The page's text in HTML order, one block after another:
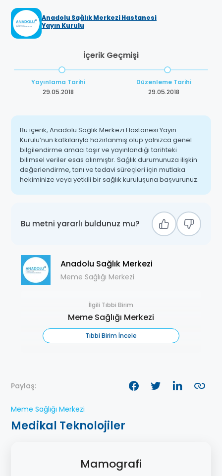
Anadolu Sağlık Merkezi Hastanesi
Yayın Kurulu
İçerik Geçmişi
Yayınlama Tarihi
29.05.2018
Düzenleme Tarihi
29.05.2018
Bu içerik, Anadolu Sağlık Merkezi Hastanesi Yayın
Kurulu’nun katkılarıyla hazırlanmış olup yalnızca genel
bilgilendirme amacı taşır ve yayınlandığı tarihteki
bilimsel veriler esas alınmıştır. Sağlık durumunuza ilişkin
değerlendirme, tanı ve tedavi süreçleri için mutlaka
hekiminize veya yetkili bir sağlık kuruluşuna başvurunuz.
Bu metni yararlı buldunuz mu?
Anadolu Sağlık Merkezi
Meme Sağlığı Merkezi
İlgili Tıbbi Birim
Meme Sağlığı Merkezi
Tıbbi Birim İncele
Paylaş:
Meme Sağlığı Merkezi
Medikal Teknolojiler
Mamografi